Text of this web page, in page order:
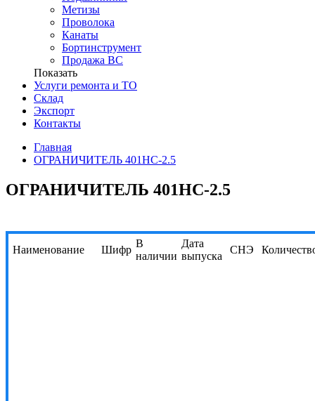
Метизы
Проволока
Канаты
Бортинструмент
Продажа ВС
Показать
Услуги ремонта и ТО
Склад
Экспорт
Контакты
Главная
ОГРАНИЧИТЕЛЬ 401НС-2.5
ОГРАНИЧИТЕЛЬ 401НС-2.5
Наименование Шифр
В
наличии
Дата
выпуска
СНЭ